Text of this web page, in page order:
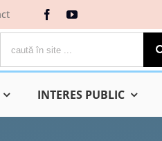
INTERES PUBLIC